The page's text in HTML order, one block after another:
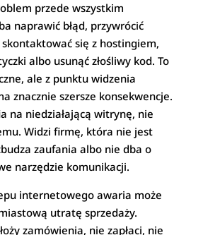
przede wszystkim
naprawić błąd, przywrócić
się z hostingiem,
albo usunąć złośliwy kod. To
ale z punktu widzenia
znacznie szersze konsekwencje.
na niedziałającą witrynę, nie
Widzi firmę, która nie jest
zaufania albo nie dba o
narzędzie komunikacji.
internetowego awaria może
utratę sprzedaży.
zamówienia, nie zapłaci, nie